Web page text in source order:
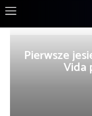
Pierwsze
Vida